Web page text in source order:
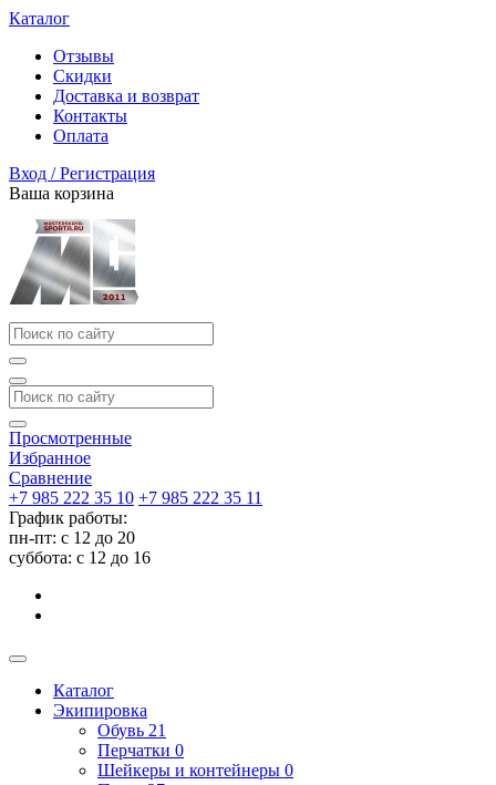
Каталог
Отзывы
Скидки
Доставка и возврат
Контакты
Оплата
Вход / Регистрация
Ваша корзина
Просмотренные
Избранное
Сравнение
+7 985 222 35 10 +7 985 222 35 11
График работы:
пн-пт: с 12 до 20
суббота: c 12 до 16
Каталог
Экипировка
Обувь 21
Перчатки 0
Шейкеры и контейнеры 0